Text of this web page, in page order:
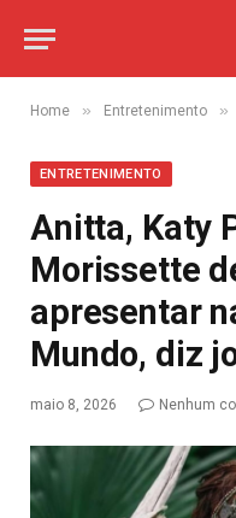
Home » Entretenimento »
ENTRETENIMENTO
Anitta, Katy
Morissette
apresentar
Mundo, diz
maio 8, 2026 Nenhum